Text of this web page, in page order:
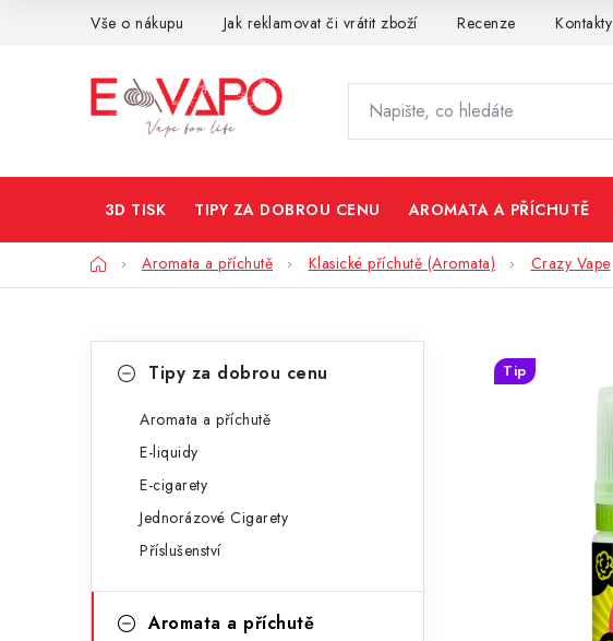
Vše o nákupu Jak reklamovat či vrátit zboží Recenze Kontakty
3D TISK TIPY ZA DOBROU CENU AROMATA A PŘÍCHUTĚ
DomůAromata a příchutě Klasické příchutě (Aromata) Crazy Vape
n
kategorieTipy za dobrou cenu
Aromata a příchutě
E-liquidy
E-cigarety
Jednorázové Cigarety
Příslušenství
Aromata a příchutě
Tip